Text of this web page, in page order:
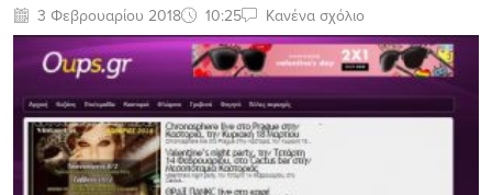
3 Φεβρουαρίου 2018 10:25 Κανένα σχόλιο